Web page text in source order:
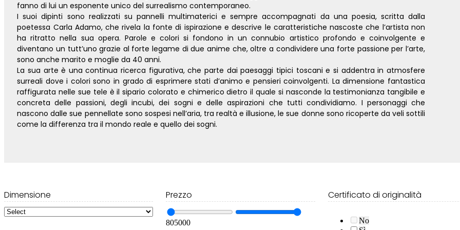
fanno di lui un esponente unico del surrealismo contemporaneo.
I suoi dipinti sono realizzati su pannelli multimaterici e sempre accompagnati da una poesia, scritta dalla
poetessa Carla Adamo, che rivela la fonte di ispirazione e descrive le caratteristiche nascoste che l’artista non
ha ritratto nella sua opera. Parole e colori si fondono in un connubio artistico profondo e coinvolgente e
diventano un tutt’uno grazie al forte legame di due anime che, oltre a condividere una forte passione per l’arte,
sono anche marito e moglie da 40 anni.
La sua arte è una continua ricerca figurativa, che parte dai paesaggi tipici toscani e si addentra in atmosfere
surreali dove i colori sono in grado di esprimere stati d’animo e pensieri coinvolgenti. La dimensione fantastica
raffigurata nelle sue tele è il sipario colorato e chimerico dietro il quale si nasconde la testimonianza tangibile e
concreta delle passioni, degli incubi, dei sogni e delle aspirazioni che tutti condividiamo. I personaggi che
nascono dalle sue pennellate sono sospesi nell’aria, tra realtà e illusione, le sue donne sono ricoperte da veli sottili
come la differenza tra il mondo reale e quello dei sogni.
Dimensione Prezzo
805000
Certificato di originalità
No